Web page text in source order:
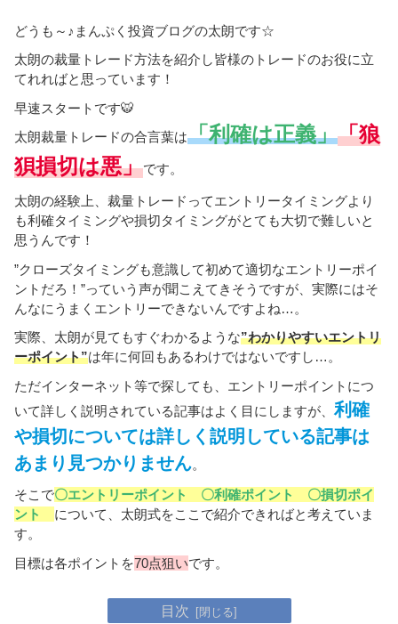
どうも～♪まんぷく投資ブログの太朗です☆
太朗の裁量トレード方法を紹介し皆様のトレードのお役に立
てれればと思っています！
早速スタートです🐯
太朗裁量トレードの合言葉は「利確は正義」「狼
狽損切は悪」です。
太朗の経験上、裁量トレードってエントリータイミングより
も利確タイミングや損切タイミングがとても大切で難しいと
思うんです！
”クローズタイミングも意識して初めて適切なエントリーポイ
ントだろ！”っていう声が聞こえてきそうですが、実際にはそ
んなにうまくエントリーできないんですよね…。
実際、太朗が見てもすぐわかるような”わかりやすいエントリ
ーポイント”は年に何回もあるわけではないですし…。
ただインターネット等で探しても、エントリーポイントにつ
いて詳しく説明されている記事はよく目にしますが、利確
や損切については詳しく説明している記事は
あまり見つかりません。
そこで〇エントリーポイント 〇利確ポイント 〇損切ポイ
ント について、太朗式をここで紹介できればと考えていま
す。
目標は各ポイントを70点狙いです。
目次